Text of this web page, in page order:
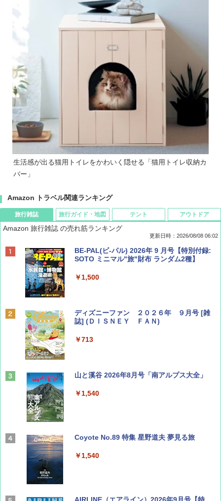
生活感が出る猫用トイレをかわいく隠せる「猫用トイレ収納カ
バー」
Amazon トラベル関連ランキング
旅行雑誌
Amazon 旅行雑誌 の売れ筋ランキング
更新日時：2026/08/08 06:02
BE-PAL(ビ-パル) 2026年 9 月号【特別付録:
SOTO ミニマル"旅"財布 ランダム2種】
￥1,500
ディズニーファン ２０２６年 ９月号 [雑
誌] (ＤＩＳＮＥＹ ＦＡＮ)
￥713
山と溪谷 2026年8月号「南アルプス大全」
￥1,540
Coyote No.89 特集 星野道夫 夢見る旅
￥1,540
旅行ガイド・地図 テント アウトドア